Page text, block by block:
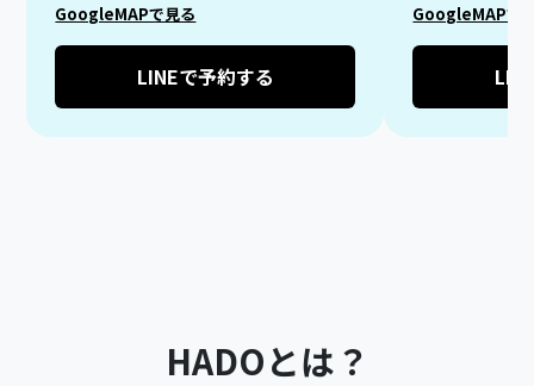
GoogleMAPで見る
LINEで予約する
GoogleMAPで
HADOとは？